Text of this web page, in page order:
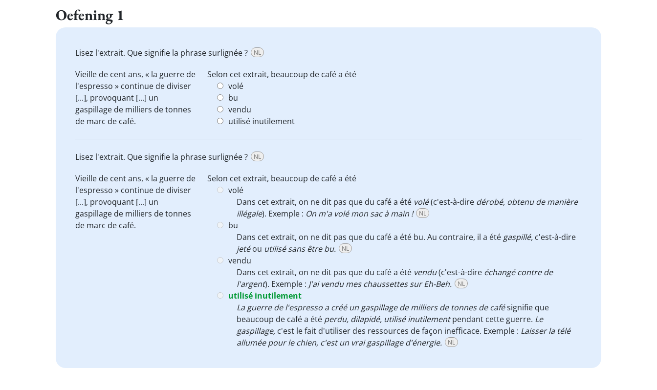
Oefening 1
Lisez l'extrait. Que signifie la phrase surlignée ? NL
Vieille de cent ans, « la guerre de
l'espresso » continue de diviser
[...], provoquant [...] un
gaspillage de milliers de tonnes
de marc de café.
Selon cet extrait, beaucoup de café a été
volé
bu
vendu
utilisé inutilement
Lisez l'extrait. Que signifie la phrase surlignée ? NL
Vieille de cent ans, « la guerre de
l'espresso » continue de diviser
[...], provoquant [...] un
gaspillage de milliers de tonnes
de marc de café.
Selon cet extrait, beaucoup de café a été
volé
Dans cet extrait, on ne dit pas que du café a été volé(c'est-à-dire dérobé, obtenu de manière
illégale). Exemple : On m'a volé mon sac à main ! NL
bu
Dans cet extrait, on ne dit pas que du café a été bu. Au contraire, il a été gaspillé, c'est-à-dire
jetéou utilisé sans être bu. NL
vendu
Dans cet extrait, on ne dit pas que du café a été vendu(c'est-à-dire échangé contre de
l'argent). Exemple : J'ai vendu mes chaussettes sur Eh-Beh. NL
utilisé inutilement
La guerre de l'espresso a créé un gaspillage de milliers de tonnes de cafésignifie que
beaucoup de café a été perdu, dilapidé, utilisé inutilementpendant cette guerre. Le
gaspillage, c'est le fait d'utiliser des ressources de façon inefficace. Exemple : Laisser la télé
allumée pour le chien, c'est un vrai gaspillage d'énergie.
NL